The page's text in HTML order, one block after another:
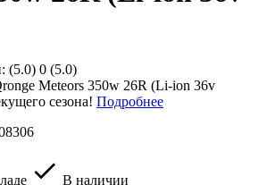
(5.0) 0 (5.0)
Meteors 350w 26R (Li-ion 36v
сезона! Подробнее
В наличии